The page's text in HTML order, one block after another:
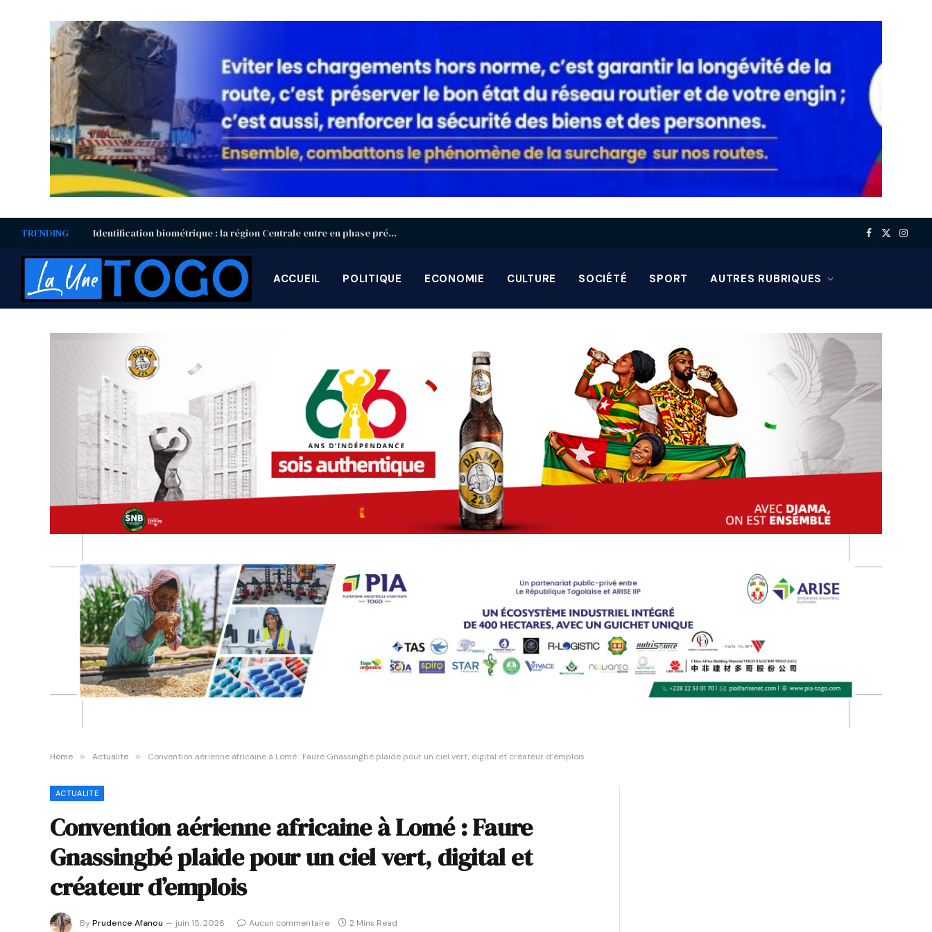
TRENDING Identification biométrique : la région Centrale entre en phase préparatoire avant la grande campagne d’août-septembre Facebook
X
ACCUEIL POLITIQUE ECONOMIE CULTURE SOCIÉTÉ SPORT AUTRES RUBRIQUES
Home » Actualite » Convention aérienne africaine à Lomé : Faure Gnassingbé plaide pour un ciel vert, digital et créateur d’emplois
ACTUALITE
Convention aérienne africaine à Lomé : Faure
Gnassingbé plaide pour un ciel vert, digital et
créateur d’emplois
ByPrudence Afanou juin 15, 2026 Aucun commentaire 2 Mins Read